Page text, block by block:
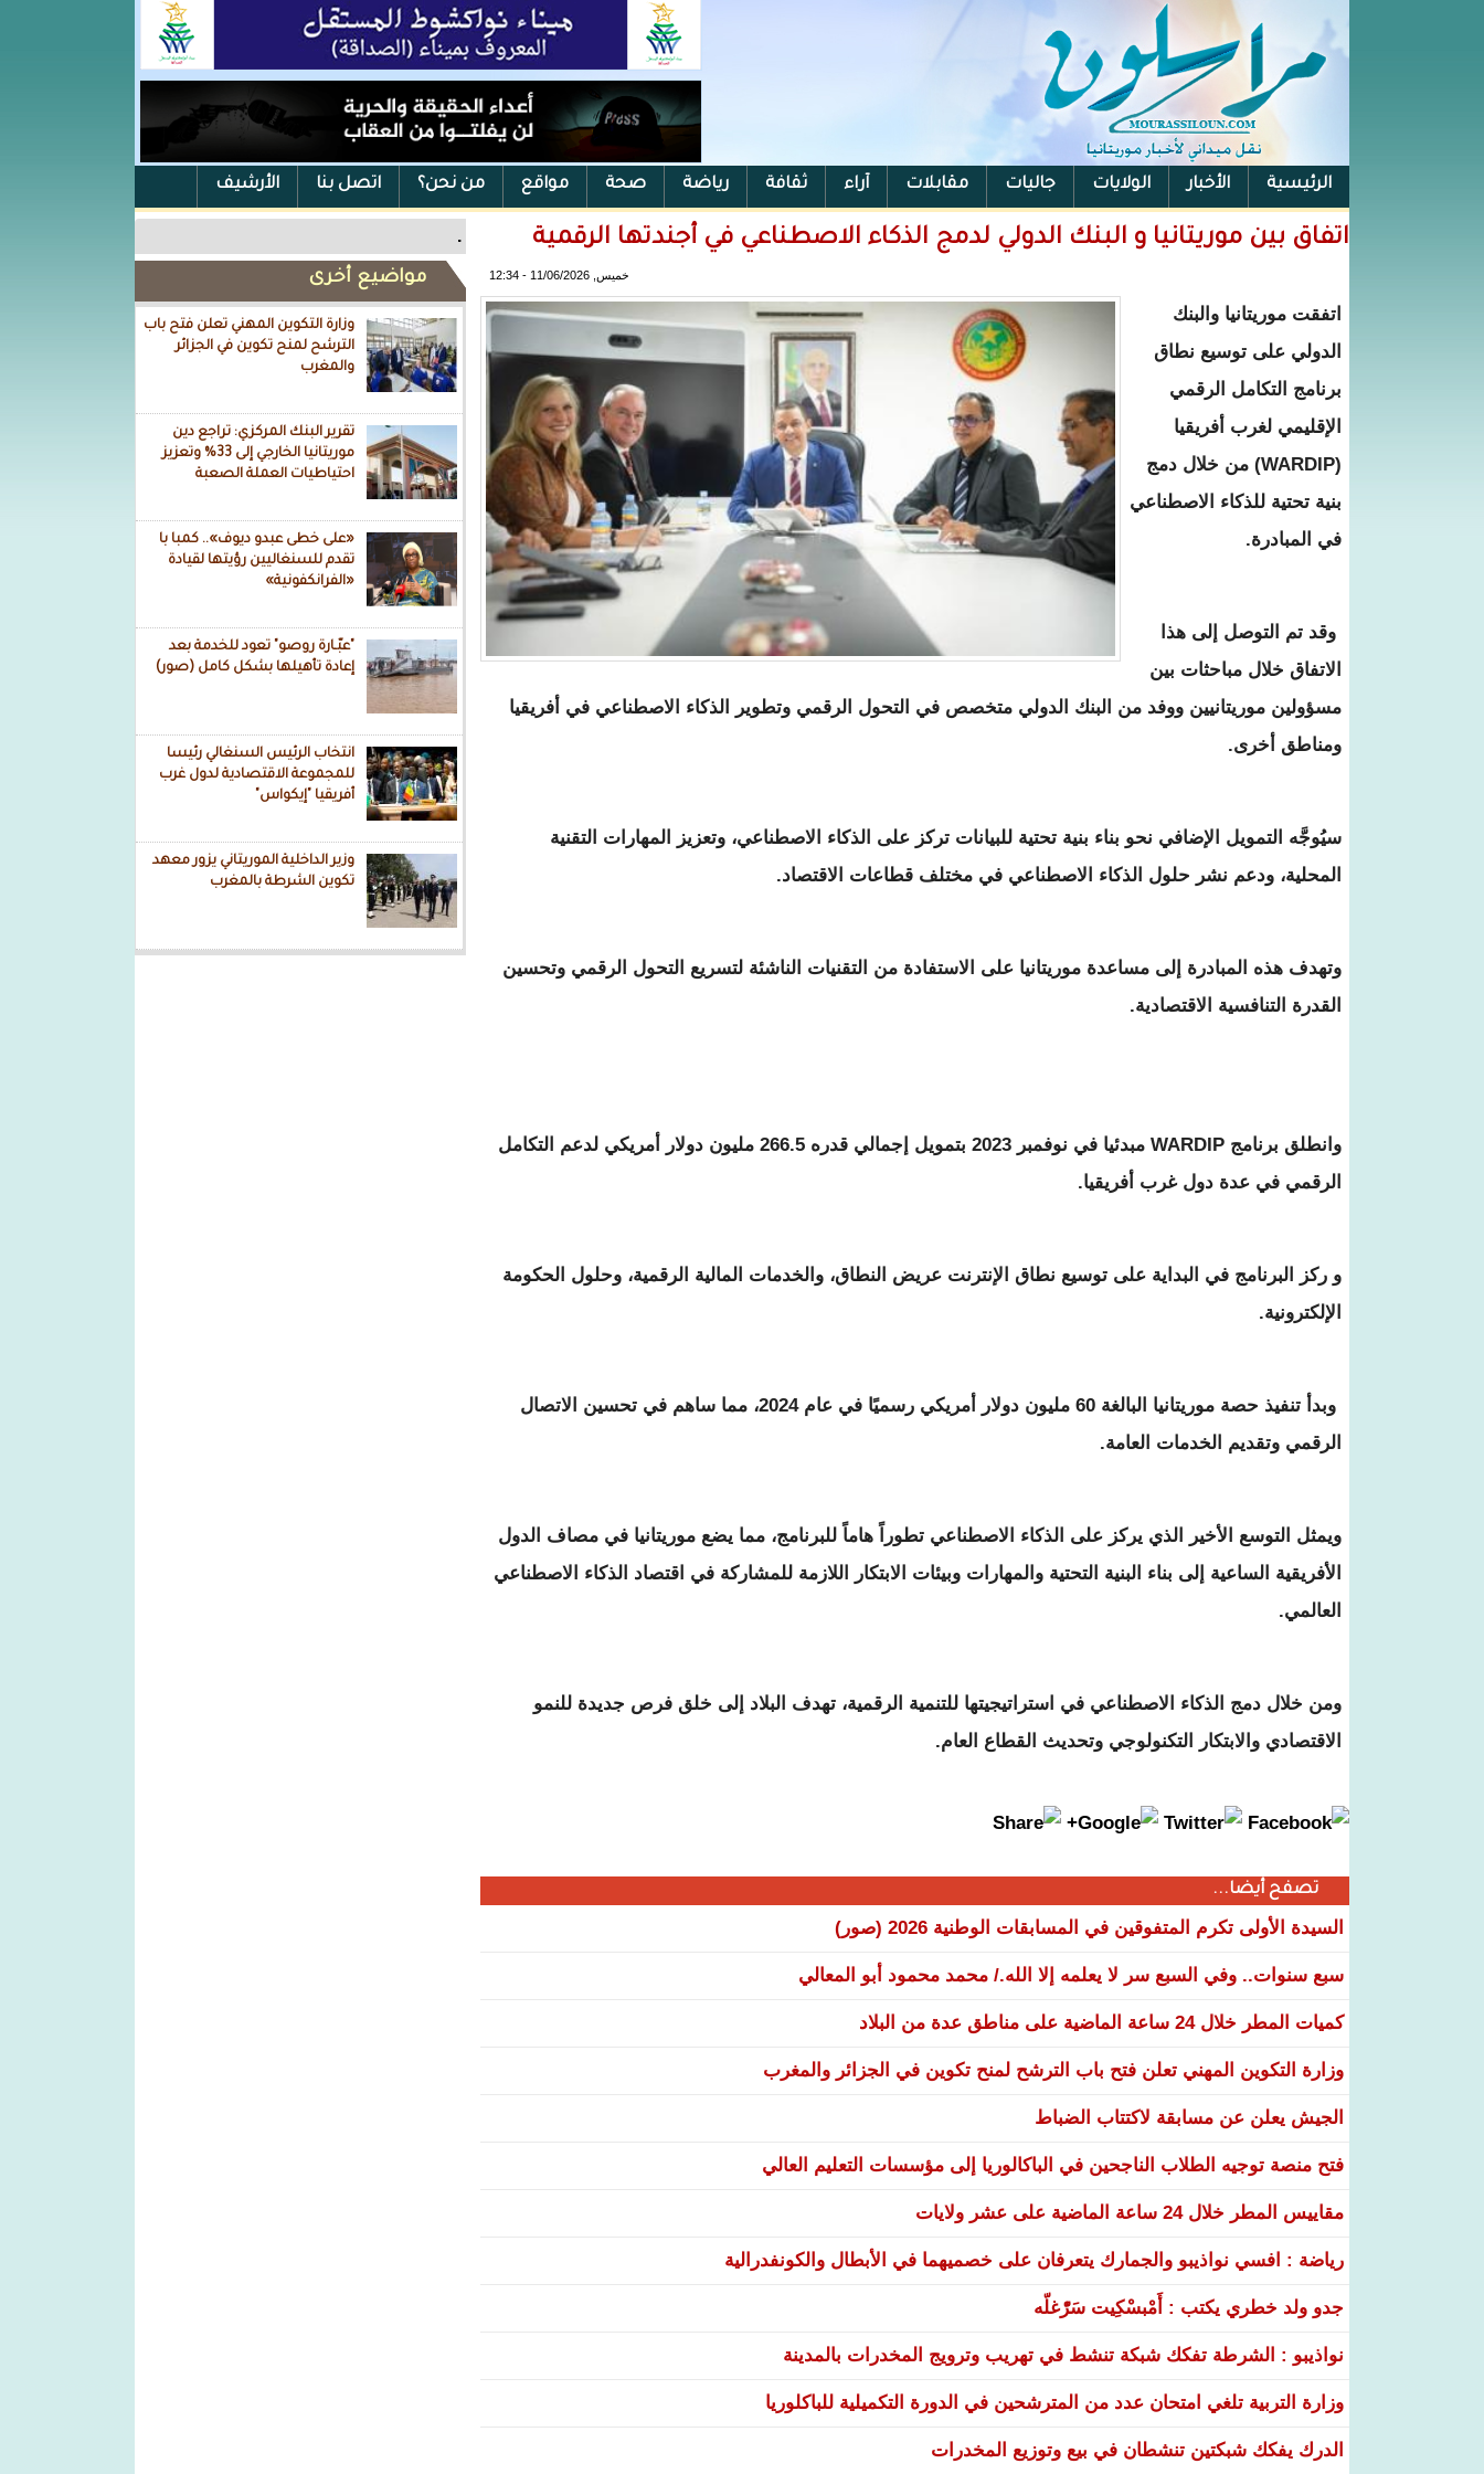
الرئيسية الأخبار الولايات جاليات مقابلات آراء ثقافة رياضة صحة مواقع من نحن؟ اتصل بنا الأرشيف
الفيس بوك .
مواضيع أخرى
وزارة التكوين المهني تعلن فتح باب
الترشح لمنح تكوين في الجزائر
والمغرب
تقرير البنك المركزي: تراجع دين
موريتانيا الخارجي إلى 33% وتعزيز
احتياطيات العملة الصعبة
«على خطى عبدو ديوف».. كمبا با
تقدم للسنغاليين رؤيتها لقيادة
«الفرانكفونية»
"عبّـارة روصو" تعود للخدمة بعد
إعادة تأهيلها بشكل كامل (صور)
انتخاب الرئيس السنغالي رئيسا
للمجموعة الاقتصادية لدول غرب
أفريقيا "إيكواس"
وزير الداخلية الموريتاني يزور معهد
تكوين الشرطة بالمغرب
اتفاق بين موريتانيا و البنك الدولي لدمج الذكاء الاصطناعي في أجندتها الرقمية
خميس, 11/06/2026 - 12:34
اتفقت موريتانيا والبنك
الدولي على توسيع نطاق
برنامج التكامل الرقمي
الإقليمي لغرب أفريقيا
(WARDIP) من خلال دمج
بنية تحتية للذكاء الاصطناعي
في المبادرة.
وقد تم التوصل إلى هذا
الاتفاق خلال مباحثات بين
مسؤولين موريتانيين ووفد من البنك الدولي متخصص في التحول الرقمي وتطوير الذكاء الاصطناعي في أفريقيا
ومناطق أخرى.
سيُوجَّه التمويل الإضافي نحو بناء بنية تحتية للبيانات تركز على الذكاء الاصطناعي، وتعزيز المهارات التقنية
المحلية، ودعم نشر حلول الذكاء الاصطناعي في مختلف قطاعات الاقتصاد.
وتهدف هذه المبادرة إلى مساعدة موريتانيا على الاستفادة من التقنيات الناشئة لتسريع التحول الرقمي وتحسين
القدرة التنافسية الاقتصادية.
وانطلق برنامج WARDIP مبدئيا في نوفمبر 2023 بتمويل إجمالي قدره 266.5 مليون دولار أمريكي لدعم التكامل
الرقمي في عدة دول غرب أفريقيا.
و ركز البرنامج في البداية على توسيع نطاق الإنترنت عريض النطاق، والخدمات المالية الرقمية، وحلول الحكومة
الإلكترونية.
وبدأ تنفيذ حصة موريتانيا البالغة 60 مليون دولار أمريكي رسميًا في عام 2024، مما ساهم في تحسين الاتصال
الرقمي وتقديم الخدمات العامة.
ويمثل التوسع الأخير الذي يركز على الذكاء الاصطناعي تطوراً هاماً للبرنامج، مما يضع موريتانيا في مصاف الدول
الأفريقية الساعية إلى بناء البنية التحتية والمهارات وبيئات الابتكار اللازمة للمشاركة في اقتصاد الذكاء الاصطناعي
العالمي.
ومن خلال دمج الذكاء الاصطناعي في استراتيجيتها للتنمية الرقمية، تهدف البلاد إلى خلق فرص جديدة للنمو
الاقتصادي والابتكار التكنولوجي وتحديث القطاع العام.
تصفح أيضا...
السيدة الأولى تكرم المتفوقين في المسابقات الوطنية 2026 (صور)
سبع سنوات.. وفي السبع سر لا يعلمه إلا الله./ محمد محمود أبو المعالي
كميات المطر خلال 24 ساعة الماضية على مناطق عدة من البلاد
وزارة التكوين المهني تعلن فتح باب الترشح لمنح تكوين في الجزائر والمغرب
الجيش يعلن عن مسابقة لاكتتاب الضباط
فتح منصة توجيه الطلاب الناجحين في الباكالوريا إلى مؤسسات التعليم العالي
مقاييس المطر خلال 24 ساعة الماضية على عشر ولايات
رياضة : افسي نواذيبو والجمارك يتعرفان على خصميهما في الأبطال والكونفدرالية
جدو ولد خطري يكتب : أَمْبسْكِيت سَرّْغلّه
نواذيبو : الشرطة تفكك شبكة تنشط في تهريب وترويج المخدرات بالمدينة
وزارة التربية تلغي امتحان عدد من المترشحين في الدورة التكميلية للباكلوريا
الدرك يفكك شبكتين تنشطان في بيع وتوزيع المخدرات